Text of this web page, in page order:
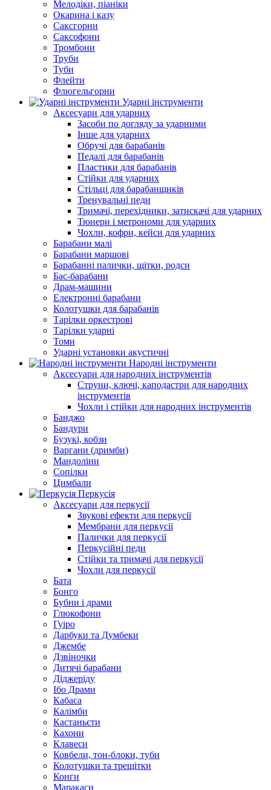
Мелодіки, піаніки
Окарина і казу
Саксгорни
Саксофони
Тромбони
Труби
Туби
Флейти
Флюгельгорни
Ударні інструменти
Аксесуари для ударних
Засоби по догляду за ударними
Інше для ударних
Обручі для барабанів
Педалі для барабанів
Пластики для барабанів
Стійки для ударних
Стільці для барабанщиків
Тренувальні педи
Тримачі, перехідники, затискачі для ударних
Тюнери і метрономи для ударних
Чохли, кофри, кейси для ударних
Барабани малі
Барабани маршові
Барабанні палички, щітки, родси
Бас-барабани
Драм-машини
Електронні барабани
Колотушки для барабанів
Тарілки оркестрові
Тарілки ударні
Томи
Ударні установки акустичні
Народні інструменти
Аксесуари для народних інструментів
Струни, ключі, каподастри для народних
інструментів
Чохли і стійки для народних інструментів
Банджо
Бандури
Бузукі, кобзи
Варгани (дримби)
Мандоліни
Сопілки
Цимбали
Перкусія
Аксесуари для перкусії
Звукові ефекти для перкусії
Мембрани для перкусії
Палички для перкусії
Перкусійні педи
Стійки та тримачі для перкусії
Чохли для перкусії
Бата
Бонго
Бубни і драми
Глюкофони
Гуіро
Дарбуки та Думбеки
Джембе
Дзвіночки
Дитячі барабани
Діджеріду
Ібо Драми
Кабаса
Калімби
Кастаньєти
Кахони
Клавеси
Ковбели, тон-блоки, туби
Колотушки та трещітки
Конги
Маракаси